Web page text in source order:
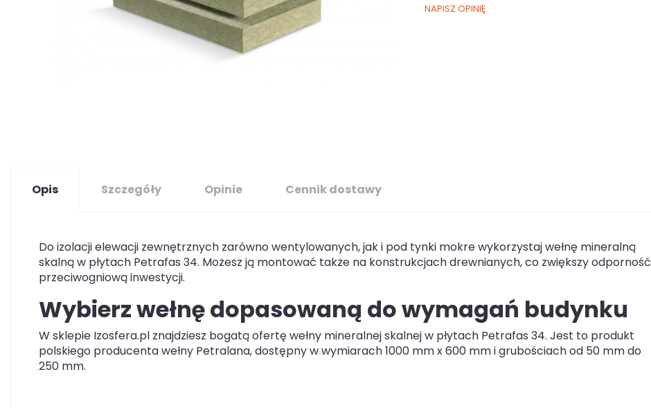
NAPISZ OPINIĘ
Opis Szczegóły Opinie Cennik dostawy
Do izolacji elewacji zewnętrznych zarówno wentylowanych, jak i pod tynki mokre wykorzystaj wełnę mineralną
skalną w płytach Petrafas 34. Możesz ją montować także na konstrukcjach drewnianych, co zwiększy odporność
przeciwogniową inwestycji.
Wybierz wełnę dopasowaną do wymagań budynku
W sklepie Izosfera.pl znajdziesz bogatą ofertę wełny mineralnej skalnej w płytach Petrafas 34. Jest to produkt
polskiego producenta wełny Petralana, dostępny w wymiarach 1000 mm x 600 mm i grubościach od 50 mm do
250 mm.